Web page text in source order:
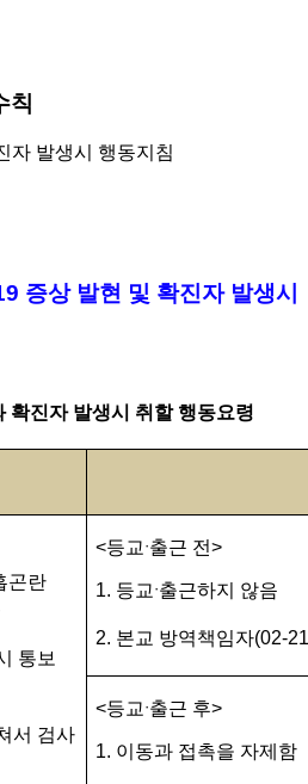
칙
자 발생시 행동지침
증상 발현 및 확진자 발생시
확진자 발생시 취할 행동요령
곤란
통보
서 검사
<등교 ·출근 전>
1. 등교 ·출근하지 않음
2. 본교 방역책임자(02-
<등교 ·출근 후>
1. 이동과 접촉을 자제함